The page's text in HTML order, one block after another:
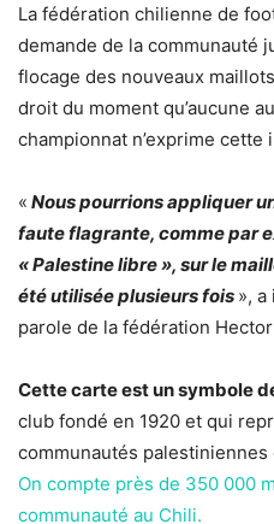
La fédération chilienne de
demande de la communauté
flocage des nouveaux
droit du moment qu’aucune
championnat n’exprime cette
« Nous pourrions appliquer
faute flagrante, comme par
« Palestine libre », sur le
été utilisée plusieurs fois », a
parole de la fédération
Cette carte est un symbole
club fondé en 1920 et qui
communautés
On compte près de 350 000
communauté au Chili.